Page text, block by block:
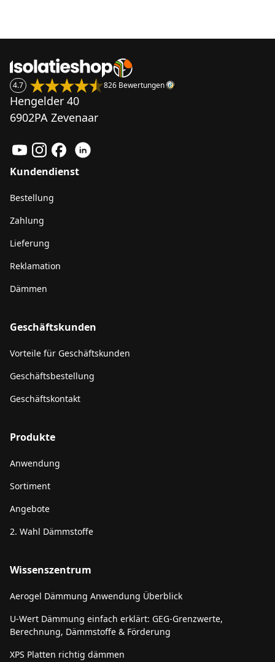
4.7 826 Bewertungen
Hengelder 40
6902PA Zevenaar
Kundendienst
Bestellung
Zahlung
Lieferung
Reklamation
Dämmen
Geschäftskunden
Vorteile für Geschäftskunden
Geschäftsbestellung
Geschäftskontakt
Produkte
Anwendung
Sortiment
Angebote
2. Wahl Dämmstoffe
Wissenszentrum
Aerogel Dämmung Anwendung Überblick
U-Wert Dämmung einfach erklärt: GEG-Grenzwerte,
Berechnung, Dämmstoffe & Förderung
XPS Platten richtig dämmen